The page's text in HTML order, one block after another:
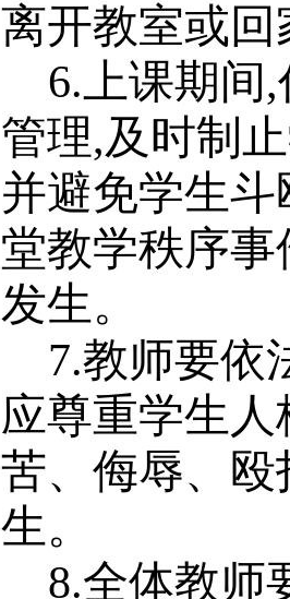
离开教室或回
6. 上课期间,
管理,及时制
并避免学生
堂教学秩序
发生。
7.教师要依
应尊重学生
苦、侮辱、
生。
8.全体教师